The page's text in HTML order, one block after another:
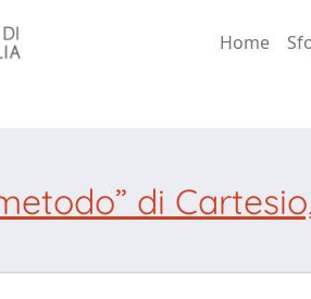
Home
di